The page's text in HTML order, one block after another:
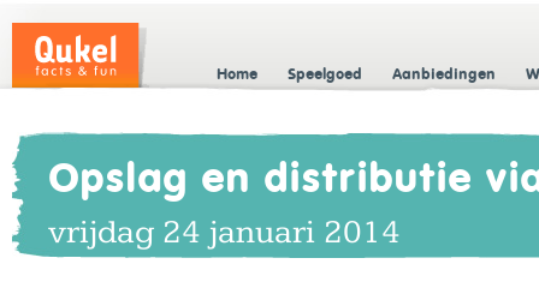
Home Speelgoed Aanbiedingen
Opslag en distributie
vrijdag 24 januari 2014